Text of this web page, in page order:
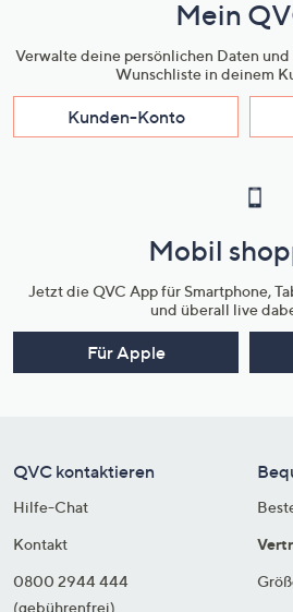
Mein
Verwalte deine persönlichen Daten
Wunschliste in deinem
Kunden-Konto
Mobil
Jetzt die QVC App für Smartphone,
und überall live
Für Apple
QVC kontaktieren
Hilfe-Chat
Kontakt
0800 2944 444
(gebührenfrei)